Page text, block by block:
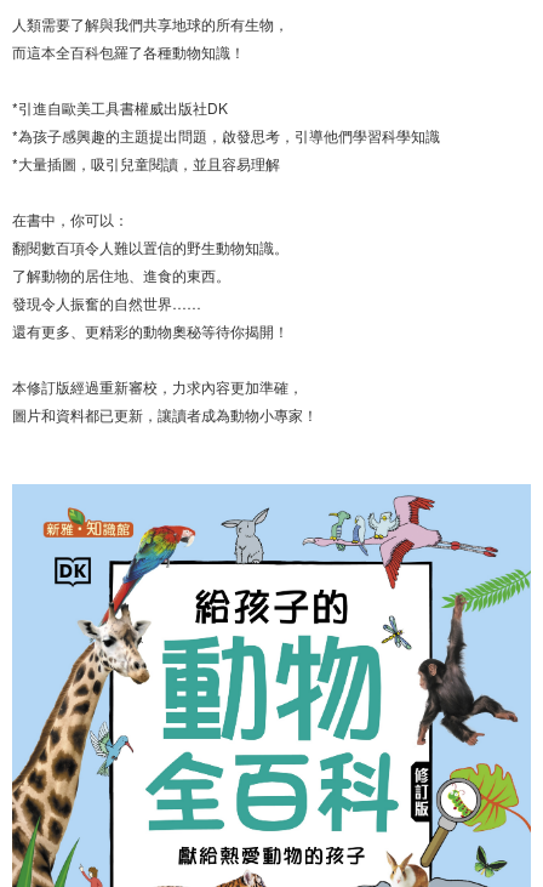
人類需要了解與我們共享地球的所有生物，
而這本全百科包羅了各種動物知識！
*引進自歐美工具書權威出版社DK
*為孩子感興趣的主題提出問題，啟發思考，引導他們學習科學知識
*大量插圖，吸引兒童閱讀，並且容易理解
在書中，你可以：
翻閱數百項令人難以置信的野生動物知識。
了解動物的居住地、進食的東西。
發現令人振奮的自然世界……
還有更多、更精彩的動物奧秘等待你揭開！
本修訂版經過重新審校，力求內容更加準確，
圖片和資料都已更新，讓讀者成為動物小專家！